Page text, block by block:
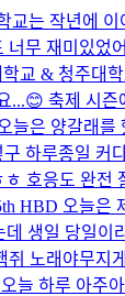
는 작년에
무 재미있
학교 & 청주대
...😊 축제 시
늘은 양갈래
하루종일 커
호응도 완
HBD 오늘은
생일 당일
노래야무지
늘 하루 아주